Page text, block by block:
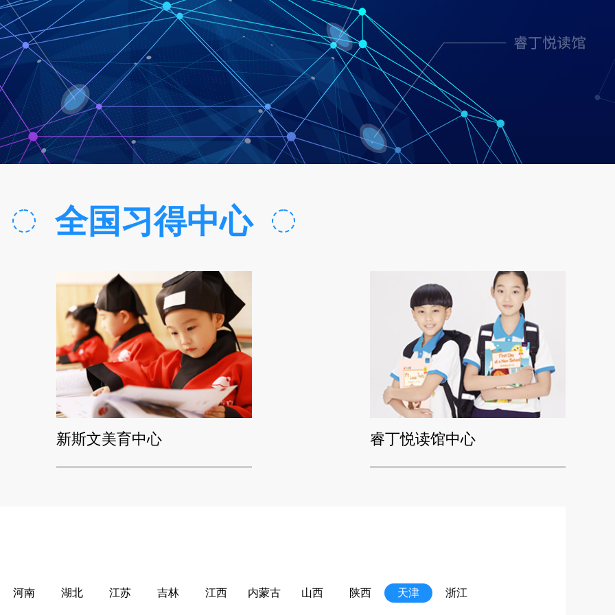
全国习得中心
新斯文美育中心 睿丁悦读馆中心
河南 湖北 江苏 吉林 江西 内蒙古 山西 陕西 天津 浙江